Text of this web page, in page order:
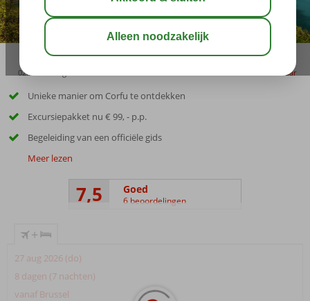
02:50 bewaar
Unieke manier om Corfu te ontdekken
Excursiepakket nu € 99, - p.p.
Begeleiding van een officiële gids
Meer lezen
7,5 Goed
6 beoordelingen
+
27 aug 2026 (do)
8 dagen (7 nachten)
vanaf Brussel